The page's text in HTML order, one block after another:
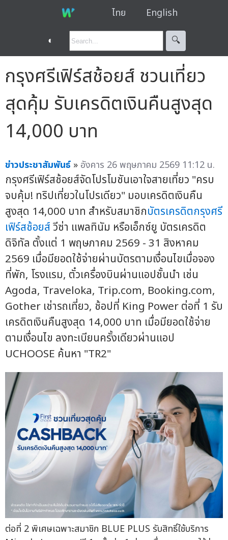
ไทย English
◐ 🔍︎
กรุงศรีเฟิร์สช้อยส์ ชวนเที่ยว
สุดคุ้ม รับเครดิตเงินคืนสูงสุด
14,000 บาท
ข่าวประชาสัมพันธ์ » อังคาร 26 พฤษภาคม 2569 11:12 น.
กรุงศรีเฟิร์สช้อยส์จัดโปรโมชันเอาใจสายเที่ยว "ครบ
จบคุ้ม! ทริปเที่ยวในโปรเดียว" มอบเครดิตเงินคืน
สูงสุด 14,000 บาท สำหรับสมาชิกบัตรเครดิตกรุงศรี
เฟิร์สช้อยส์วีซ่า แพลทินัม หรือเอ็กซ์ยู บัตรเครดิต
ดิจิทัล ตั้งแต่ 1 พฤษภาคม 2569 - 31 สิงหาคม
2569 เมื่อมียอดใช้จ่ายผ่านบัตรตามเงื่อนไขเมื่อจอง
ที่พัก, โรงแรม, ตั๋วเครื่องบินผ่านแอปชั้นนำ เช่น
Agoda, Traveloka, Trip.com, Booking.com,
Gother เช่ารถเที่ยว, ช้อปที่ King Power ต่อที่ 1 รับ
เครดิตเงินคืนสูงสุด 14,000 บาท เมื่อมียอดใช้จ่าย
ตามเงื่อนไข ลงทะเบียนครั้งเดียวผ่านแอป
UCHOOSE ค้นหา "TR2"
ต่อที่ 2 พิเศษเฉพาะสมาชิก BLUE PLUS รับสิทธิ์ใช้บริการ